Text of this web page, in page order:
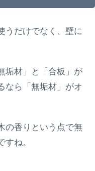
うだけでなく、壁に
垢材」と「合板」が
なら「無垢材」がオ
の香りという点で無
ね。